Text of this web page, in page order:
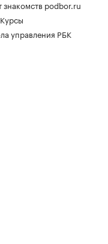
знакомств podbor.ru
управления РБК